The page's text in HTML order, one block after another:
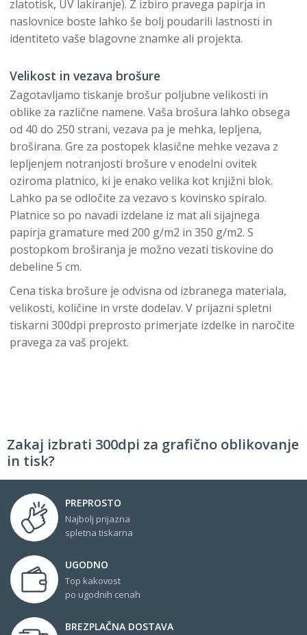
zlatotisk, UV lakiranje). Z izbiro pravega papirja in
naslovnice boste lahko še bolj poudarili lastnosti in
identiteto vaše blagovne znamke ali projekta.
Velikost in vezava brošure
Zagotavljamo tiskanje brošur poljubne velikosti in
oblike za različne namene. Vaša brošura lahko obsega
od 40 do 250 strani, vezava pa je mehka, lepljena,
broširana. Gre za postopek klasične mehke vezava z
lepljenjem notranjosti brošure v enodelni ovitek
oziroma platnico, ki je enako velika kot knjižni blok.
Lahko pa se odločite za vezavo s kovinsko spiralo.
Platnice so po navadi izdelane iz mat ali sijajnega
papirja gramature med 200 g/m2 in 350 g/m2. S
postopkom broširanja je možno vezati tiskovine do
debeline 5 cm.
Cena tiska brošure je odvisna od izbranega materiala,
velikosti, količine in vrste dodelav. V prijazni spletni
tiskarni 300dpi preprosto primerjate izdelke in naročite
pravega za vaš projekt.
Zakaj izbrati 300dpi za grafično oblikovanje
in tisk?
PREPROSTO
Najbolj prijazna
spletna tiskarna
UGODNO
Top kakovost
po ugodnih cenah
BREZPLAČNA DOSTAVA